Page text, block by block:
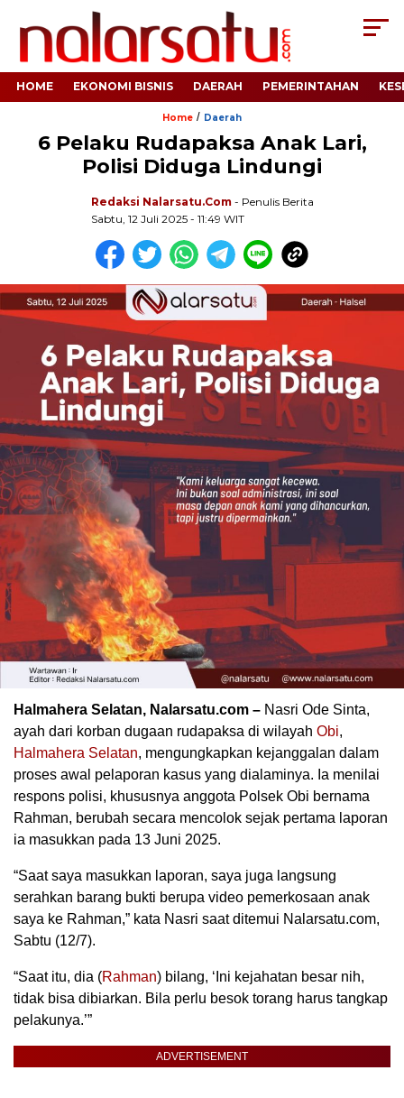
HOME EKONOMI BISNIS DAERAH PEMERINTAHAN
Home / Daerah
6 Pelaku Rudapaksa Anak Lari,
Polisi Diduga Lindungi
Redaksi Nalarsatu.com - Penulis Berita
Sabtu, 12 Juli 2025 - 11:49 WIT
Halmahera Selatan, Nalarsatu.com – Nasri Ode Sinta,
ayah dari korban dugaan rudapaksa di wilayah Obi,
Halmahera Selatan, mengungkapkan kejanggalan dalam
proses awal pelaporan kasus yang dialaminya. Ia menilai
respons polisi, khususnya anggota Polsek Obi bernama
Rahman, berubah secara mencolok sejak pertama laporan
ia masukkan pada 13 Juni 2025.
“Saat saya masukkan laporan, saya juga langsung
serahkan barang bukti berupa video pemerkosaan anak
saya ke Rahman,” kata Nasri saat ditemui Nalarsatu.com,
Sabtu (12/7).
“Saat itu, dia (Rahman) bilang, ‘Ini kejahatan besar nih,
tidak bisa dibiarkan. Bila perlu besok torang harus tangkap
pelakunya.’”
ADVERTISEMENT